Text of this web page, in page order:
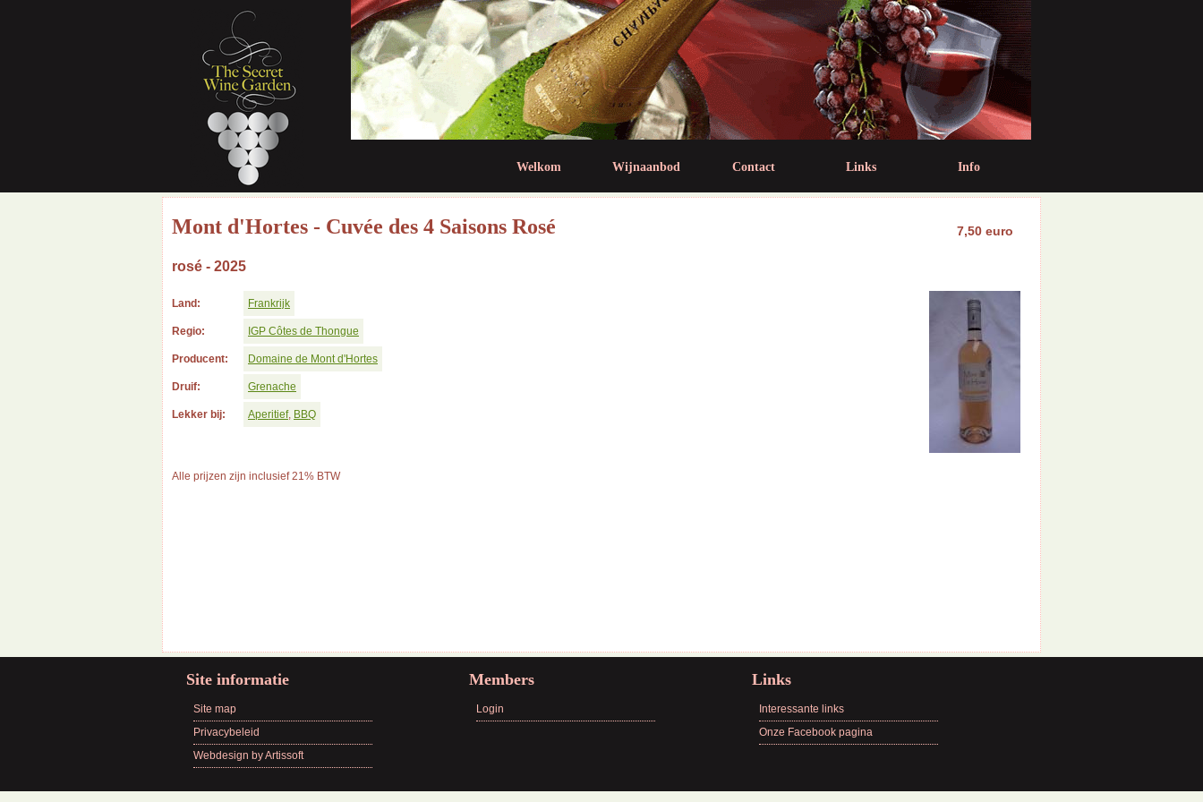
Jump to navigation
Welkom Wijnaanbod Contact Links Info
Mont d'Hortes - Cuvée des 4 Saisons Rosé 7,50 euro
rosé - 2025
Land: Frankrijk
Regio: IGP Côtes de Thongue
Producent: Domaine de Mont d'Hortes
Druif: Grenache
Lekker bij: Aperitief, BBQ
Alle prijzen zijn inclusief 21% BTW
Site informatie
Site map
Privacybeleid
Webdesign by Artissoft
Members
Login
Links
Interessante links
Onze Facebook pagina